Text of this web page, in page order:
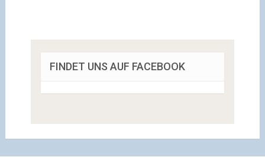
FINDET UNS AUF FACEBOOK